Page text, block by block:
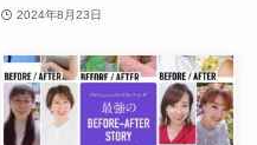
2024年8月23日